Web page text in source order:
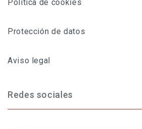
Política de cookies
Protección de datos
Aviso legal
Redes sociales